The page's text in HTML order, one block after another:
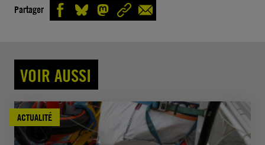
Partager
VOIR AUSSI
ACTUALITÉ